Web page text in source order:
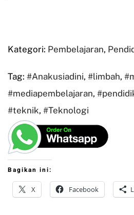
Kategori: Pembelajaran,
Tag: #Anakusiadini, #limbah,
#mediapembelajaran,
#teknik, #Teknologi
Bagikan ini:
X Facebook